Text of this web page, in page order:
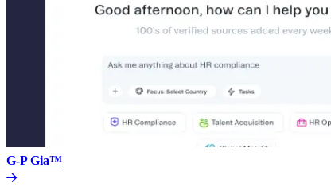
G-P Gia™​​